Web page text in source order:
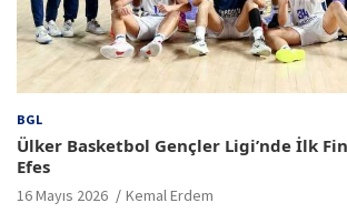
BGL
Ülker Basketbol Gençler Ligi’nde İlk
Efes
16 Mayıs 2026 Kemal Erdem